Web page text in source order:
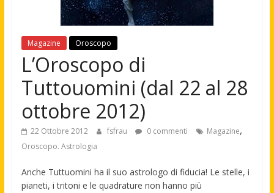
Magazine Oroscopo
L’Oroscopo di
Tuttouomini (dal 22 al 28
ottobre 2012)
22 Ottobre 2012 fsfrau 0 commenti Magazine,
Oroscopo. Astrologia
Anche Tuttuomini ha il suo astrologo di fiducia! Le stelle, i
pianeti, i tritoni e le quadrature non hanno più